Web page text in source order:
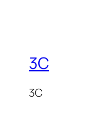
3C
3C